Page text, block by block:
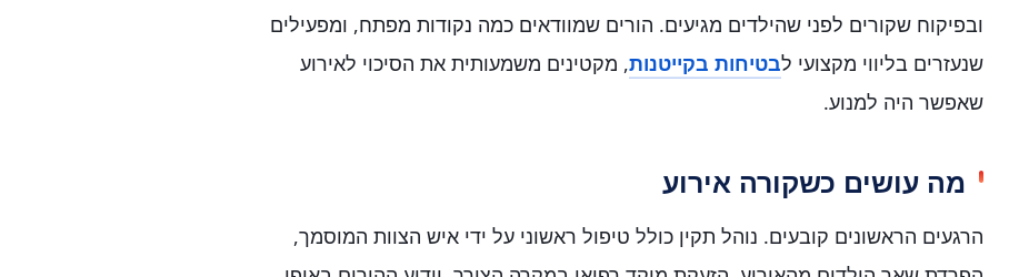
ובפיקוח שקורים לפני שהילדים מגיעים. הורים שמוודאים כמה נקודות מפתח, ומפעילים
שנעזרים בליווי מקצועי לבטיחות בקייטנות, מקטינים משמעותית את הסיכוי לאירוע
שאפשר היה למנוע.
מה עושים כשקורה אירוע
הרגעים הראשונים קובעים. נוהל תקין כולל טיפול ראשוני על ידי איש הצוות המוסמך,